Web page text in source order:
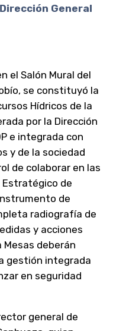
General
el Salón Mural del
se constituyó la
Hídricos de la
por la Dirección
e integrada con
y de la sociedad
de colaborar en las
Estratégico de
de
radiografía de
y acciones
deberán
gestión integrada
en seguridad
general de